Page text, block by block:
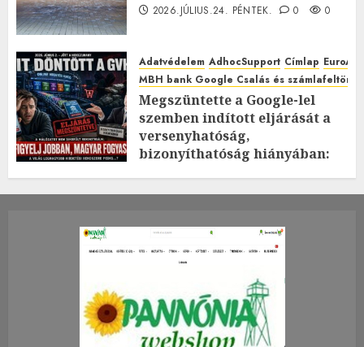
2026.JÚLIUS.24. PÉNTEK. 0 0
Adatvédelem AdhocSupport Címlap
MBH bank Google Csalás és
Megszüntette a Google-lel
szemben indított eljárását a
versenyhatóság,
bizonyíthatóság hiányában:
2026.JÚLIUS.23. CSÜTÖRTÖK.
0